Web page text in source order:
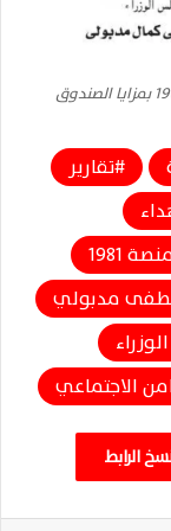
تقارير
1981
مدبولي
الاجتماعي
الرابط